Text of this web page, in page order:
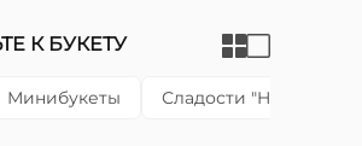
К БУКЕТУ
Минибукеты Сладости "Happy cake"